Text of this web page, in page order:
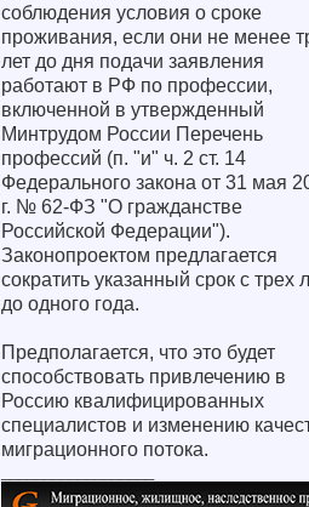
соблюдения условия о сроке
проживания, если они не менее
лет до дня подачи заявления
работают в РФ по профессии,
включенной в утвержденный
Минтрудом России Перечень
профессий (п. "и" ч. 2 ст. 14
Федерального закона от 31 мая
г. № 62-ФЗ "О гражданстве
Российской Федерации").
Законопроектом предлагается
сократить указанный срок с трех
до одного года.
Предполагается, что это будет
способствовать привлечению в
Россию квалифицированных
специалистов и изменению
миграционного потока.